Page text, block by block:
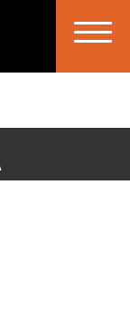
Toggle